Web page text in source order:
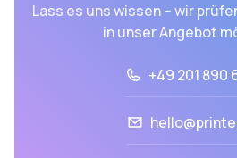
Lass es uns wissen – wir
in unser Angebot
+49 201 890